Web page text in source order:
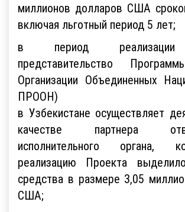
миллионов долларов США
включая льготный период 5 лет;
в период реализации
представительство
Организации Объединенных
ПРООН)
в Узбекистане осуществляет
качестве партнера
исполнительного органа,
реализацию Проекта
средства в размере 3,05
США;